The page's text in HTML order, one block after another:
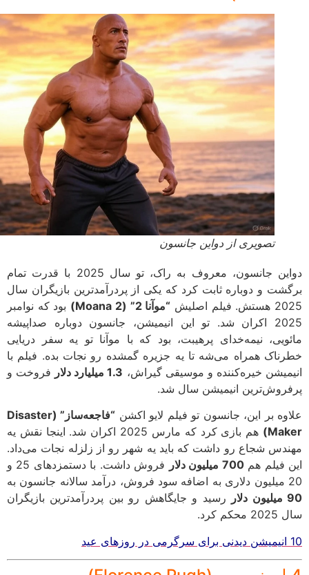
تصویری از دواین جانسون
دواین جانسون، معروف به راک، تو سال 2025 با قدرت تمام
و دوباره ثابت کرد که یکی از پردرآمدترین بازیگران سال
اصلیش
“موآنا 2” (Moana 2)
بود که نوامبر
2025 اکران شد. تو این انیمیشن، جانسون دوباره صداپیشه
نیمه‌خدای پرهیبت، بود که با موآنا تو یه سفر دریایی
همراه می‌شه تا یه جزیره گمشده رو نجات بده. فیلم با
خیره‌کننده و موسیقی گیراش،1.3 میلیارد دلار
فروخت و
انیمیشن سال شد.
بر این، جانسون تو فیلم لایو اکشن
“فاجعه‌ساز” (Disaster
هم بازی کرد که مارس 2025 اکران شد. اینجا نقش یه
شجاع رو داشت که باید یه شهر رو از زلزله نجات می‌داد.
فیلم هم 700 میلیون دلار فروش داشت. با دستمزدهای 25 و
رسید و جایگاهش رو بین پردرآمدترین بازیگران
کرد.